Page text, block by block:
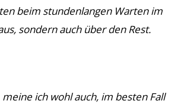
beim stundenlangen Warten im
sondern auch über den Rest.
meine ich wohl auch, im besten Fall